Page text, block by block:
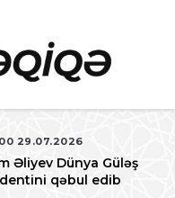
29.07.2026
Əliyev Dünya Güləş
qəbul edib